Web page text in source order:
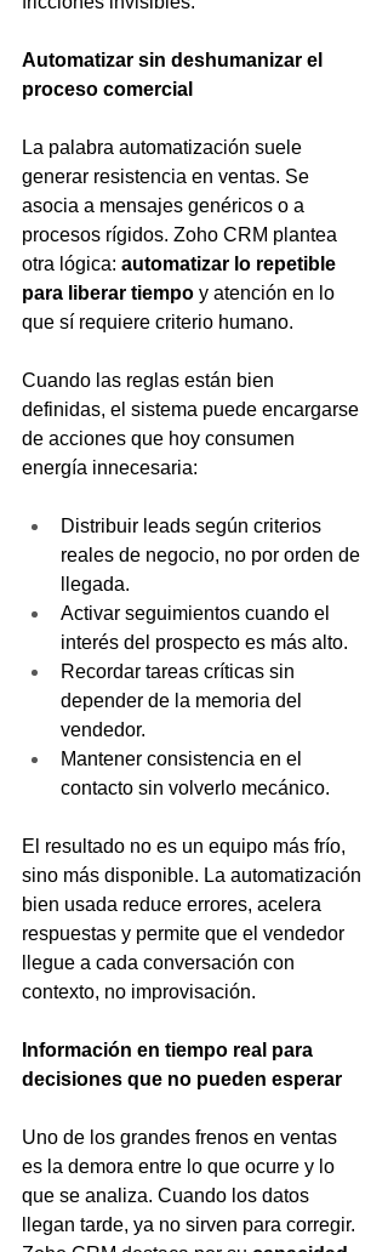
Automatizar sin deshumanizar el
proceso comercial
La palabra automatización suele
generar resistencia en ventas. Se
asocia a mensajes genéricos o a
procesos rígidos. Zoho CRM plantea
otra lógica: automatizar lo repetible
para liberar tiempo y atención en lo
que sí requiere criterio humano.
Cuando las reglas están bien
definidas, el sistema puede encargarse
de acciones que hoy consumen
energía innecesaria:
Distribuir leads según criterios
reales de negocio, no por orden de
llegada.
Activar seguimientos cuando el
interés del prospecto es más alto.
Recordar tareas críticas sin
depender de la memoria del
vendedor.
Mantener consistencia en el
contacto sin volverlo mecánico.
El resultado no es un equipo más frío,
sino más disponible. La automatización
bien usada reduce errores, acelera
respuestas y permite que el vendedor
llegue a cada conversación con
contexto, no improvisación.
Información en tiempo real para
decisiones que no pueden esperar
Uno de los grandes frenos en ventas
es la demora entre lo que ocurre y lo
que se analiza. Cuando los datos
llegan tarde, ya no sirven para corregir.